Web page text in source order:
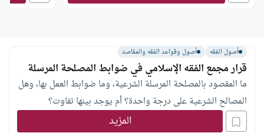
أصول الفقه أصول وقواعد الفقه والمقاصد
قرار مجمع الفقه الإسلامي في ضوابط المصلحة المرسلة
ما المقصود بالمصلحة المرسلة الشرعية، وما ضوابط العمل بها، وهل
المصالح الشرعية على درجة واحدة؟ أم يوجد بينها تفاوت؟
المزيد